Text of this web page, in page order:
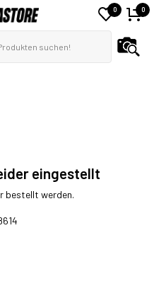
0 0
eingestellt
bestellt werden.